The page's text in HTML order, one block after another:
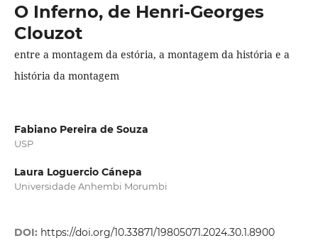
O Inferno, de Henri-Georges
Clouzot
entre a montagem da estória, a montagem da história e a
história da montagem
Fabiano Pereira de Souza
USP
Laura Loguercio Cánepa
Universidade Anhembi Morumbi
DOI: https://doi.org/10.33871/19805071.2024.30.1.8900